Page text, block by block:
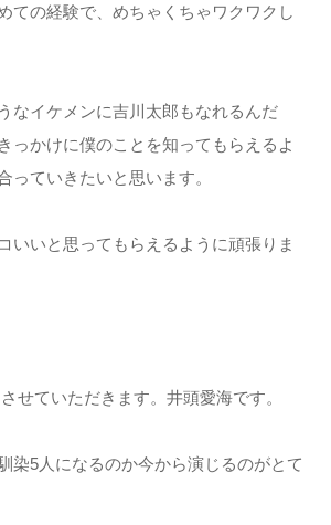
ての経験で、めちゃくちゃワクワクし
なイケメンに吉川太郎もなれるんだ
っかけに僕のことを知ってもらえるよ
っていきたいと思います。
いいと思ってもらえるように頑張りま
せていただきます。井頭愛海です。
染5人になるのか今から演じるのがとて